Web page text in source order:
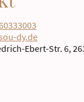
dy.de
Ebert-Str. 6,